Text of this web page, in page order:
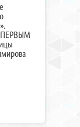
ПЕРВЫМ